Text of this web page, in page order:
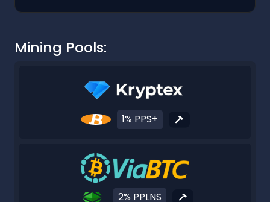
Mining Pools:
1% PPS+
2% PPLNS